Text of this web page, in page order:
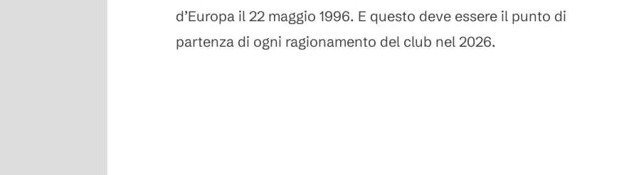
d’Europa il 22 maggio 1996. E questo deve essere il punto di
partenza di ogni ragionamento del club nel 2026.